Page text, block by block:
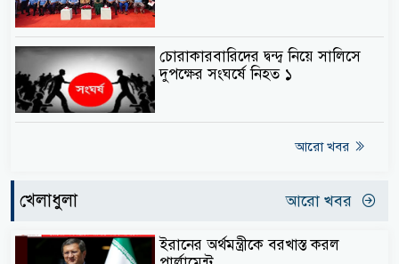
চোরাকারবারিদের দ্বন্দ্ব নিয়ে সালিসে
দুপক্ষের সংঘর্ষে নিহত ১
আরো খবর
খেলাধুলা আরো খবর
ইরানের অর্থমন্ত্রীকে বরখাস্ত করল